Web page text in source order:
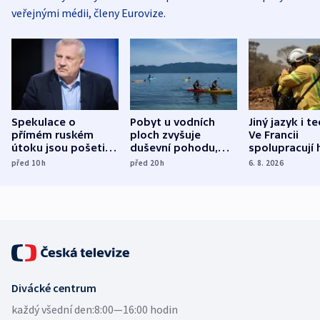
veřejnými médii, členy Eurovize.
Spekulace o
přímém ruském
útoku jsou pošetilé,
míní estonský
před 10h
Pobyt u vodních
ploch zvyšuje
duševní pohodu,
ukázala
před 20h
Jiný jazyk i
Ve Francii
spolupracují
různých zemí
6. 8. 2026
Divácké centrum
každý všední den:8:00—16:00 hodin